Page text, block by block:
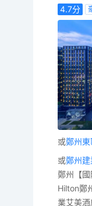
4.7分
或鄭州
或鄭州
鄭州【
Hilton鄭
業艾美酒